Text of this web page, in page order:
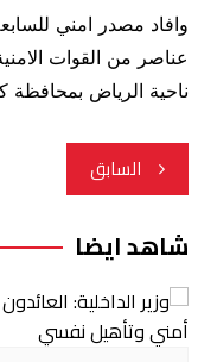
عناصر من القوات
ناحية الرياض بمحافظة
تصفّح
المقالات
السابق
شاهد ايضا